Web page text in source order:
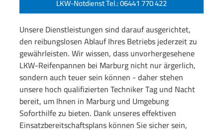
LKW-Notdienst Tel.: 06441 770 422
Unsere Dienstleistungen sind darauf ausgerichtet,
den reibungslosen Ablauf Ihres Betriebs jederzeit zu
gewährleisten. Wir wissen, dass unvorhergesehene
LKW-Reifenpannen bei Marburg nicht nur ärgerlich,
sondern auch teuer sein können - daher stehen
unsere hoch qualifizierten Techniker Tag und Nacht
bereit, um Ihnen in Marburg und Umgebung
Soforthilfe zu bieten. Dank unseres effektiven
Einsatzbereitschaftsplans können Sie sicher sein,